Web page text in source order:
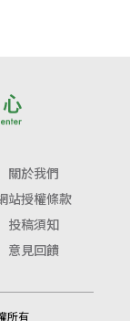
關於我們
站授權條款
投稿須知
意見回饋
所有